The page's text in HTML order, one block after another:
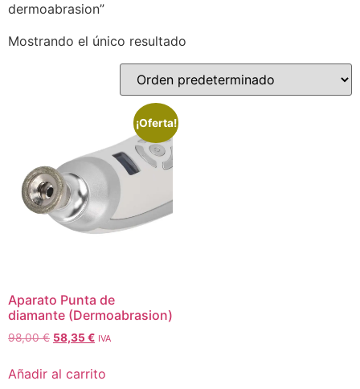
dermoabrasion”
Mostrando el único resultado
¡Oferta!
Aparato Punta de
diamante (Dermoabrasion)
98,00€ 58,35€ IVA
Añadir al carrito